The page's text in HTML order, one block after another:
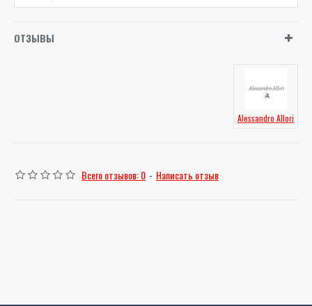
ОТЗЫВЫ
Alessandro Allori
Всего отзывов: 0 - Написать отзыв